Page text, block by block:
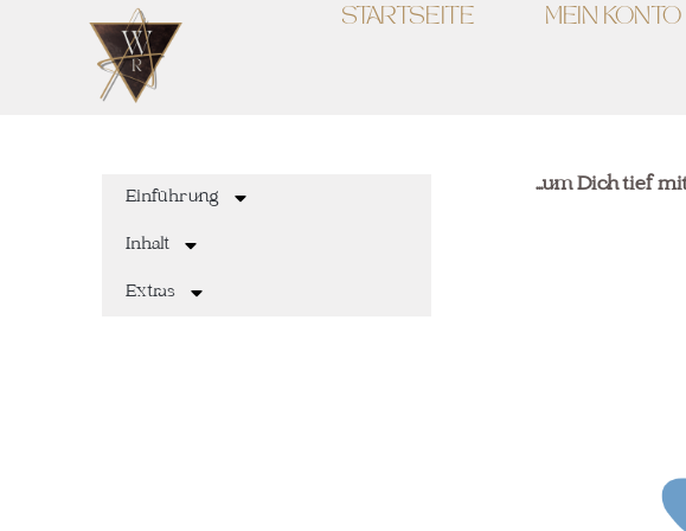
STARTSEITE MEIN KONTO
Einführung
Inhalt
Extras
...um Dich tief